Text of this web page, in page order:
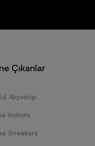
Çıkanlar
Alışverişi
İndirimi
Sneakers